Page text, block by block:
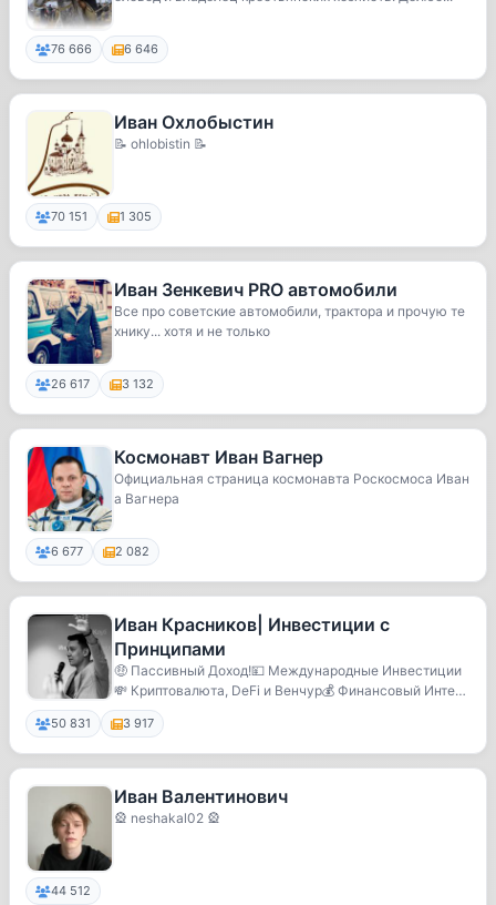
76 666 6 646
Иван Охлобыстин
📝 ohlobistin 📝
70 151 1 305
Иван Зенкевич PRO автомобили
Все про советские автомобили, трактора и прочую те
хнику... хотя и не только
26 617 3 132
Космонавт Иван Вагнер
Официальная страница космонавта Роскосмоса Иван
а Вагнера
6 677 2 082
Иван Красников| Инвестиции с
Принципами
🤑 Пассивный Доход!💴 Международные Инвестиции
💸 Криптовалюта, DeFi и Венчур💰 Финансовый Интелл
ект 🙏...
50 831 3 917
Иван Валентинович
🎡 neshakal02 🎡
44 512